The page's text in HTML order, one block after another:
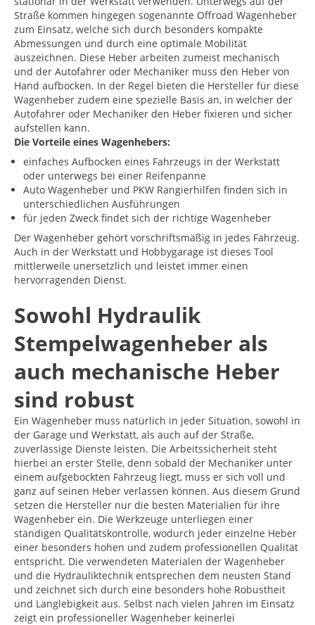
Straße kommen hingegen sogenannte Offroad Wagenheber
zum Einsatz, welche sich durch besonders kompakte
Abmessungen und durch eine optimale Mobilität
auszeichnen. Diese Heber arbeiten zumeist mechanisch
und der Autofahrer oder Mechaniker muss den Heber von
Hand aufbocken. In der Regel bieten die Hersteller für diese
Wagenheber zudem eine spezielle Basis an, in welcher der
Autofahrer oder Mechaniker den Heber fixieren und sicher
aufstellen kann.
Die Vorteile eines Wagenhebers:
einfaches Aufbocken eines Fahrzeugs in der Werkstatt
oder unterwegs bei einer Reifenpanne
Auto Wagenheber und PKW Rangierhilfen finden sich in
unterschiedlichen Ausführungen
für jeden Zweck findet sich der richtige Wagenheber
Der Wagenheber gehört vorschriftsmäßig in jedes Fahrzeug.
Auch in der Werkstatt und Hobbygarage ist dieses Tool
mittlerweile unersetzlich und leistet immer einen
hervorragenden Dienst.
Sowohl Hydraulik
Stempelwagenheber als
auch mechanische Heber
sind robust
Ein Wagenheber muss natürlich in jeder Situation, sowohl in
der Garage und Werkstatt, als auch auf der Straße,
zuverlässige Dienste leisten. Die Arbeitssicherheit steht
hierbei an erster Stelle, denn sobald der Mechaniker unter
einem aufgebockten Fahrzeug liegt, muss er sich voll und
ganz auf seinen Heber verlassen können. Aus diesem Grund
setzen die Hersteller nur die besten Materialien für ihre
Wagenheber ein. Die Werkzeuge unterliegen einer
ständigen Qualitätskontrolle, wodurch jeder einzelne Heber
einer besonders hohen und zudem professionellen Qualität
entspricht. Die verwendeten Materialen der Wagenheber
und die Hydrauliktechnik entsprechen dem neusten Stand
und zeichnet sich durch eine besonders hohe Robustheit
und Langlebigkeit aus. Selbst nach vielen Jahren im Einsatz
zeigt ein professioneller Wagenheber keinerlei